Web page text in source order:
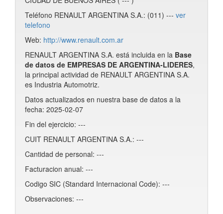
Teléfono RENAULT ARGENTINA S.A.: (011) --- ver
telefono
Web: http://www.renault.com.ar
RENAULT ARGENTINA S.A. está incluida en la Base
de datos de EMPRESAS DE ARGENTINA-LIDERES,
la principal actividad de RENAULT ARGENTINA S.A.
es Industria Automotriz.
Datos actualizados en nuestra base de datos a la
fecha: 2025-02-07
Fin del ejercicio: ---
CUIT RENAULT ARGENTINA S.A.: ---
Cantidad de personal: ---
Facturacion anual: ---
Codigo SIC (Standard Internacional Code): ---
Observaciones: ---